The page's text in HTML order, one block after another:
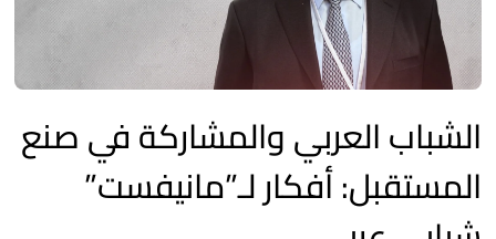
الشباب العربي والمشاركة في صنع
المستقبل: أفكار لـ”مانيفست”